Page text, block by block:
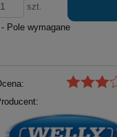
szt.
- Pole wymagane